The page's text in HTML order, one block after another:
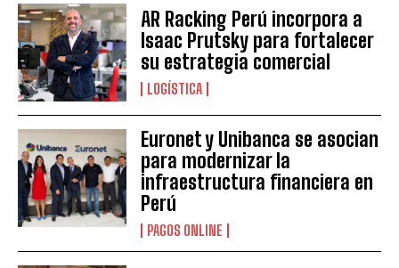
AR Racking Perú incorpora a
Isaac Prutsky para fortalecer
su estrategia comercial
LOGÍSTICA
Euronet y Unibanca se asocian
para modernizar la
infraestructura financiera en
Perú
PAGOS ONLINE